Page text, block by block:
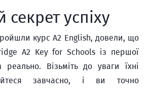
секрет успіху
курс A2 English, довели, що
A2 Key for Schools із першої
реально. Візьміть до уваги їхні
завчасно, і ви точно